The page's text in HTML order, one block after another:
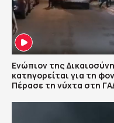
Ενώπιον της
κατηγορείται για τη
Πέρασε τη νύχτα στη